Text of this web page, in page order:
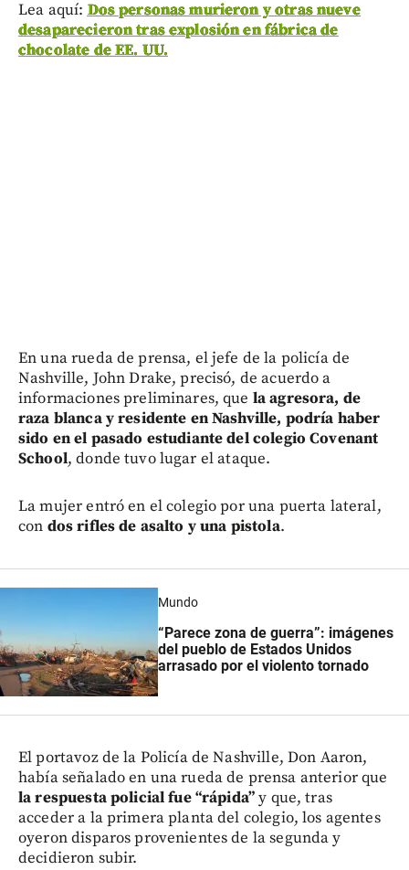
Lea aquí: Dos personas murieron y otras nueve
desaparecieron tras explosión en fábrica de
chocolate de EE. UU.
En una rueda de prensa, el jefe de la policía de
Nashville, John Drake, precisó, de acuerdo a
informaciones preliminares, que la agresora, de
raza blanca y residente en Nashville, podría haber
sido en el pasado estudiante del colegio Covenant
School, donde tuvo lugar el ataque.
La mujer entró en el colegio por una puerta lateral,
con dos rifles de asalto y una pistola.
Mundo
“Parece zona de guerra”: imágenes
del pueblo de Estados Unidos
arrasado por el violento tornado
El portavoz de la Policía de Nashville, Don Aaron,
había señalado en una rueda de prensa anterior que
la respuesta policial fue “rápida”y que, tras
acceder a la primera planta del colegio, los agentes
oyeron disparos provenientes de la segunda y
decidieron subir.